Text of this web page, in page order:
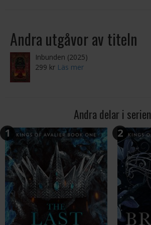
Andra utgåvor av titeln
Inbunden (2025)
299 kr Läs mer
Andra delar i serien
1 2